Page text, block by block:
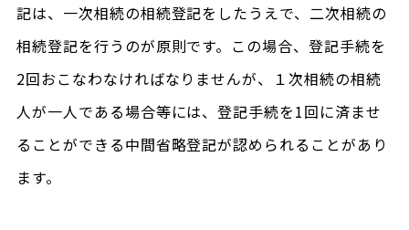
記は、一次相続の相続登記をしたうえで、二次相続の
相続登記を行うのが原則です。この場合、登記手続を
2回おこなわなければなりませんが、１次相続の相続
人が一人である場合等には、登記手続を1回に済ませ
ることができる中間省略登記が認められることがあり
ます。